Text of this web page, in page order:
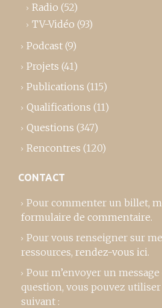
Radio (52)
TV-Vidéo (93)
Podcast (9)
Projets (41)
Publications (115)
Qualifications (11)
Questions (347)
Rencontres (120)
CONTACT
Pour commenter un billet,
formulaire de commentaire.
Pour vous renseigner sur
ressources, rendez-vous ici.
Pour m’envoyer un
question, vous pouvez
suivant :